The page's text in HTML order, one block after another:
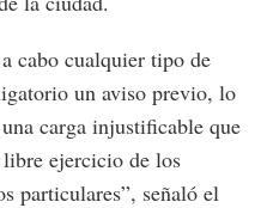
cabo cualquier tipo de
un aviso previo, lo
carga injustificable que
ejercicio de los
particulares”, señaló el